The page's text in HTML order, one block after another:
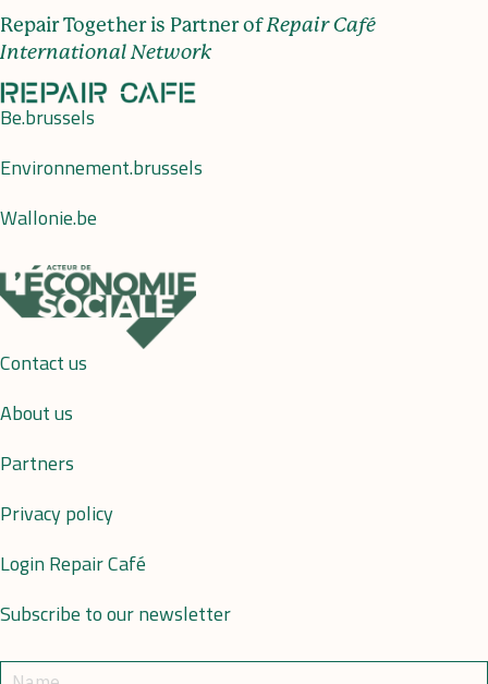
Repair Together is Partner ofRepair Café
International Network
Be.brussels
Environnement.brussels
Wallonie.be
Contact us
About us
Partners
Privacy policy
Login Repair Café
Subscribe to our newsletter